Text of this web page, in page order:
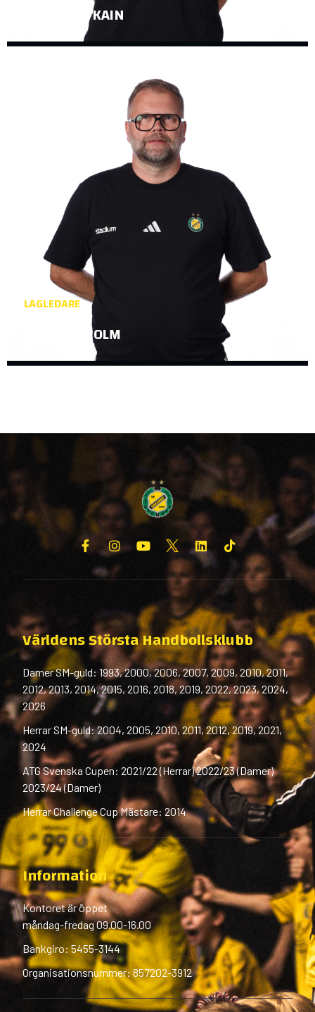
GABRIELLA KAIN
LAGLEDARE
MAGNUS HOLM
Världens Största Handbollsklubb
Damer SM-guld: 1993, 2000, 2006, 2007, 2009, 2010, 2011,
2012, 2013, 2014, 2015, 2016, 2018, 2019, 2022, 2023, 2024,
2026
Herrar SM-guld: 2004, 2005, 2010, 2011, 2012, 2019, 2021,
2024
ATG Svenska Cupen: 2021/22 (Herrar) 2022/23 (Damer)
2023/24 (Damer)
Herrar Challenge Cup Mästare: 2014
Information
Kontoret är öppet
måndag-fredag 09.00-16.00
Bankgiro: 5455-3144
Organisationsnummer: 857202-3912